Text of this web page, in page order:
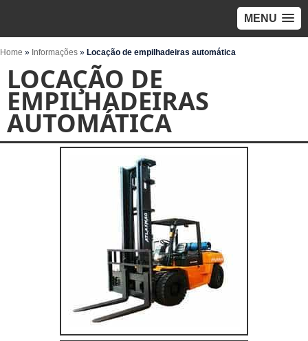
MENU
Home » Informações » Locação de empilhadeiras automática
LOCAÇÃO DE
EMPILHADEIRAS
AUTOMÁTICA